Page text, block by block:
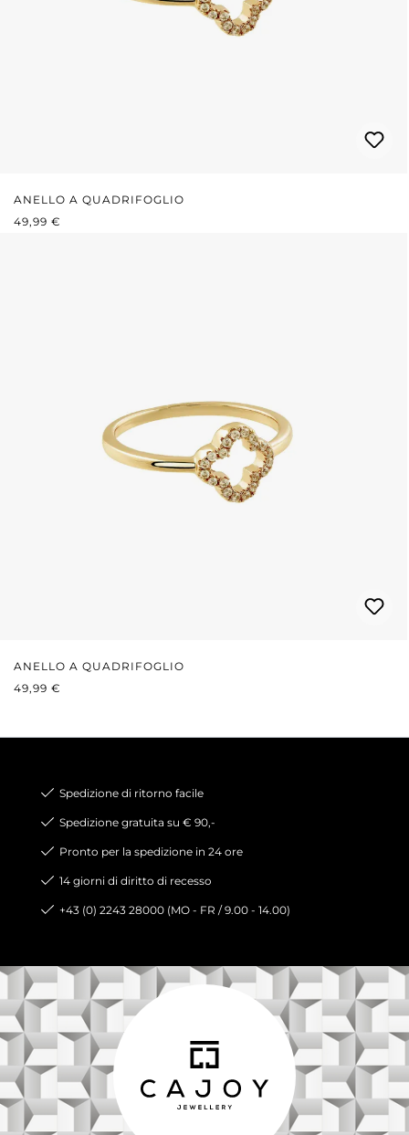
ANELLO A QUADRIFOGLIO
PREZZO NORMALE:
49,99 €
ANELLO A QUADRIFOGLIO
PREZZO NORMALE:
49,99 €
Spedizione di ritorno facile
Spedizione gratuita su € 90,-
Pronto per la spedizione in 24 ore
14 giorni di diritto di recesso
+43 (0) 2243 28000 (MO - FR / 9.00 - 14.00)